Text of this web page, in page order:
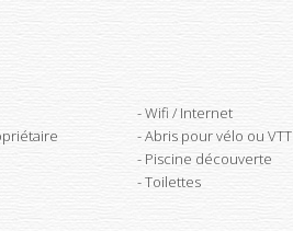
Wifi / Internet
Abris pour vélo ou VTT
Piscine découverte
Toilettes